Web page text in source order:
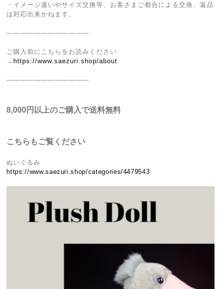
・イメージ違いやサイズ交換等、お客さまご都合による交換、返品
は対応出来かねます。
————————————
ご購入前にこちらをお読みください
→ https://www.saezuri.shop/about
————————————
8,000円以上のご購入で送料無料
こちらもご覧ください
ぬいぐるみ
https://www.saezuri.shop/categories/4479543